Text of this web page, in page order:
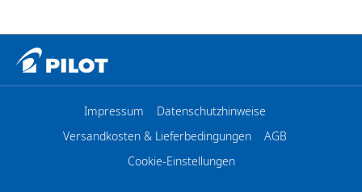
Impressum
Datenschutzhinweise
Versandkosten & Lieferbedingungen
AGB
Cookie-Einstellungen